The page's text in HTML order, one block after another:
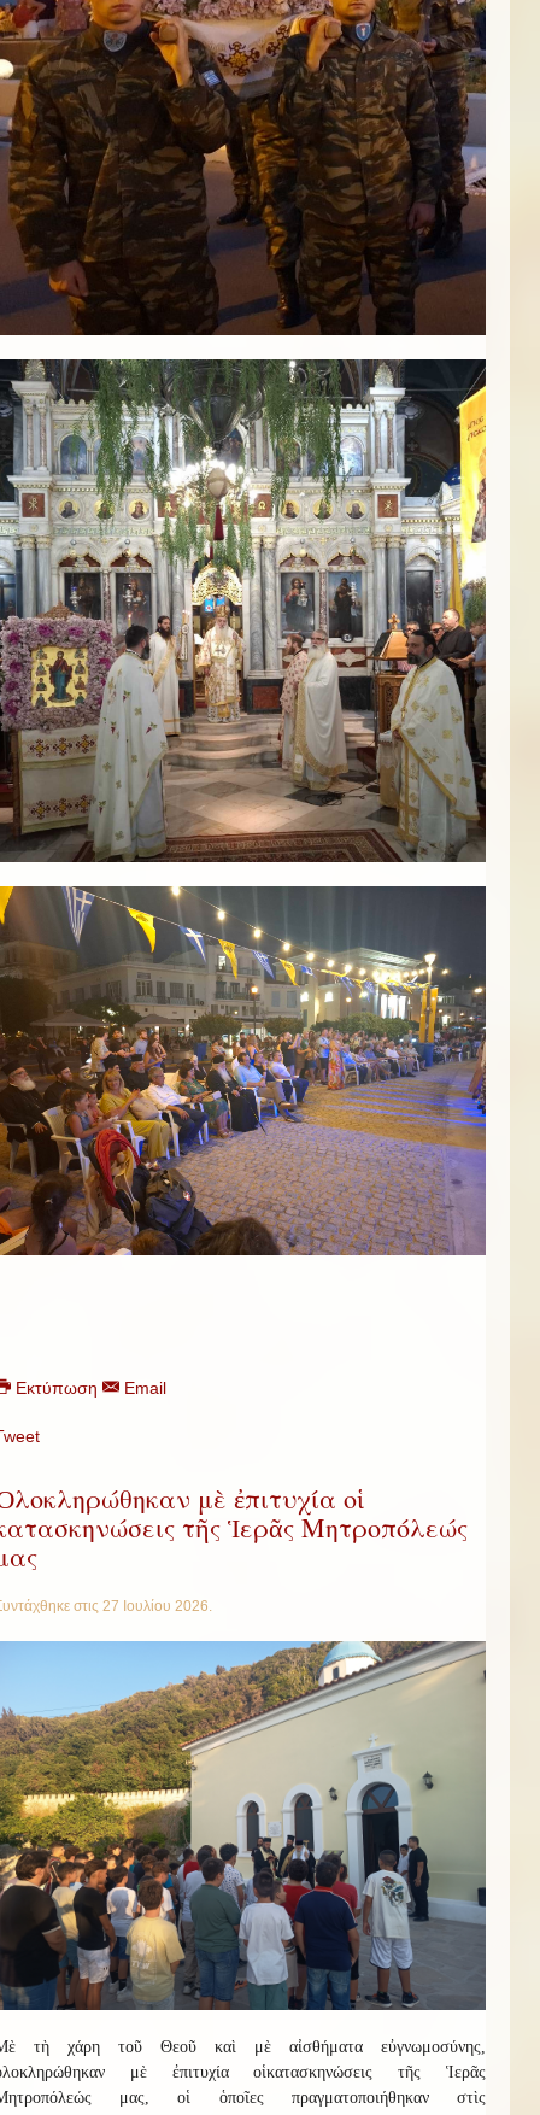
Εκτύπωση Email
μὲ ἐπιτυχία οἱ
τῆς Ἱερᾶς Μητροπόλεώς
στις 27 Ιουλίου 2026.
τὴ χάρη τοῦ Θεοῦ καὶ μὲ αἰσθήματα εὐγνωμοσύνης,
μὲ ἐπιτυχία οἱκατασκηνώσεις
τῆς Ἱερᾶς
μας, οἱ ὁποῖες πραγματοποιήθηκαν στὶς